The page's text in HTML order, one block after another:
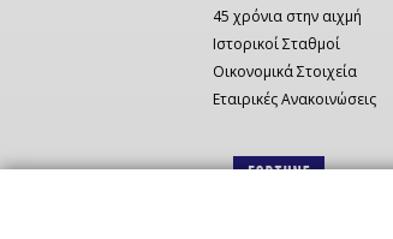
45 χρόνια στην αιχμή
Ιστορικοί Σταθμοί
Οικονομικά Στοιχεία
Εταιρικές Ανακοινώσεις